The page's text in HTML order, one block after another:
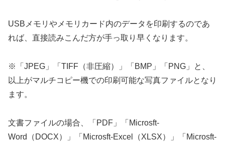
USBメモリやメモリカード内のデータを印刷するのであ
れば、直接読みこんだ方が手っ取り早くなります。
※「JPEG」「TIFF（非圧縮）」「BMP」「PNG」と、
以上がマルチコピー機での印刷可能な写真ファイルとなり
ます。
文書ファイルの場合、「PDF」「Microsft-
Word（DOCX）」「Microsft-Excel（XLSX）」「Microsft-